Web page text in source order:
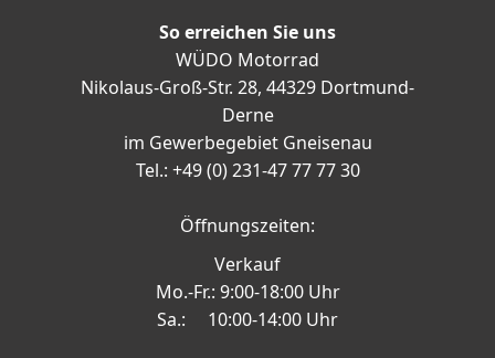
So erreichen Sie uns
WÜDO Motorrad
Nikolaus-Groß-Str. 28, 44329 Dortmund-
Derne
im Gewerbegebiet Gneisenau
Tel.: +49 (0) 231-47 77 77 30
Öffnungszeiten:
Verkauf
Mo.-Fr.: 9:00-18:00 Uhr
Sa.: 10:00-14:00 Uhr